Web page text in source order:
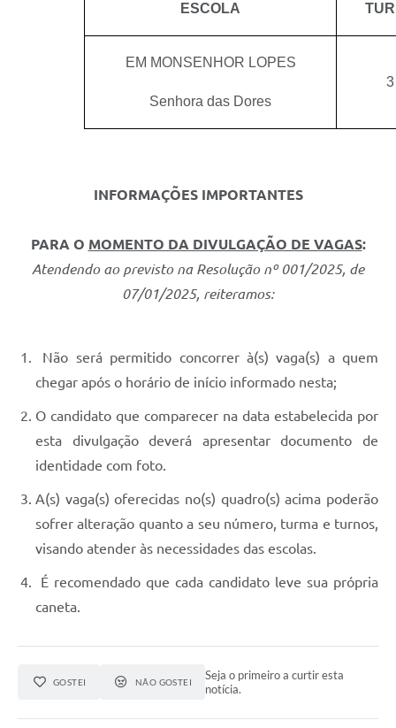
ESCOLA
EM MONSENHOR LOPES
Senhora das Dores
3
INFORMAÇÕES IMPORTANTES
PARA O MOMENTO DA DIVULGAÇÃO DE VAGAS:
Atendendo ao previsto na Resolução nº 001/2025, de
07/01/2025, reiteramos:
Não será permitido concorrer à(s) vaga(s) a quem
chegar após o horário de início informado nesta;
O candidato que comparecer na data estabelecida por
esta divulgação deverá apresentar documento de
identidade com foto.
A(s) vaga(s) oferecidas no(s) quadro(s) acima poderão
sofrer alteração quanto a seu número, turma e turnos,
visando atender às necessidades das escolas.
É recomendado que cada candidato leve sua própria
caneta.
GOSTEI NÃO GOSTEI
Seja o primeiro a curtir esta
notícia.